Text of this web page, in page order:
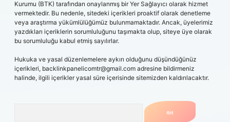
Kurumu (BTK) tarafından onaylanmış bir Yer Sağlayıcı olarak hizmet
vermektedir. Bu nedenle, sitedeki içerikleri proaktif olarak denetleme
veya araştırma yükümlülüğümüz bulunmamaktadır. Ancak, üyelerimiz
yazdıkları içeriklerin sorumluluğunu taşımakta olup, siteye üye olarak
bu sorumluluğu kabul etmiş sayılırlar.
Hukuka ve yasal düzenlemelere aykırı olduğunu düşündüğünüz
içerikleri, backlinkpanelicomtr@gmail.com adresine bildirmeniz
halinde, ilgili içerikler yasal süre içerisinde sitemizden kaldırılacaktır.